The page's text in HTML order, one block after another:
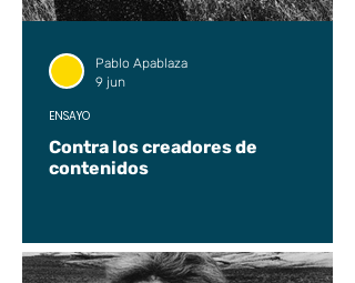
Contra los creadores de
contenidos
ENSAYO
Pablo Apablaza
9 jun